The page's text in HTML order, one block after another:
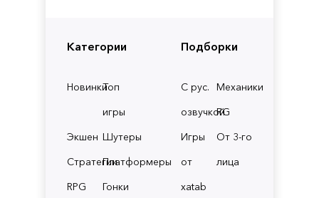
Категории
НовинкиТоп
игры
Экшен Шутеры
СтратегииПлатформеры
RPG
Гонки
Подборки
С рус.
озвучкой
Механики
RG
Игры
от
xatab
От 3-го
лица